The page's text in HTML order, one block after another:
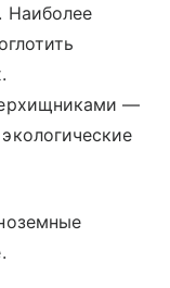
Наиболее
—